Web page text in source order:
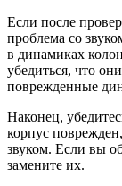
Если после
проблема со
в динамиках
убедиться, что
поврежденные
Наконец,
корпус
звуком. Если вы
замените их.